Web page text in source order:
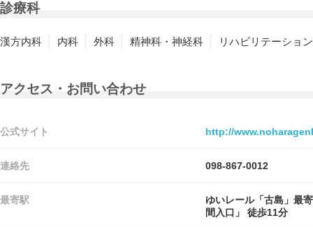
診療科
漢方内科 内科 外科 精神科・神経科 リハビリテーション
アクセス・お問い合わせ
公式サイト http://
連絡先 098-867-0012
最寄駅
ゆいレール「古島」最
間入口」 徒歩11分